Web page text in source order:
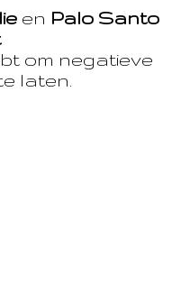
en Palo Santo
om negatieve
laten.